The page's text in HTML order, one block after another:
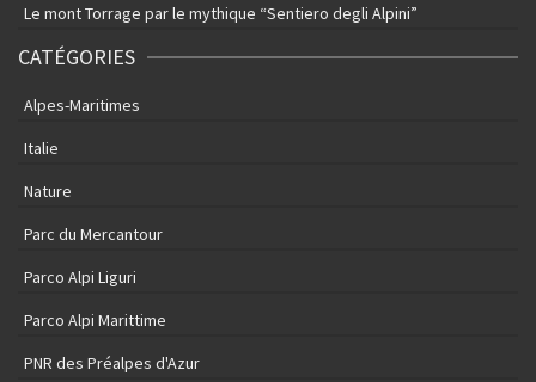
Le mont Torrage par le mythique “Sentiero degli Alpini”
CATÉGORIES
Alpes-Maritimes
Italie
Nature
Parc du Mercantour
Parco Alpi Liguri
Parco Alpi Marittime
PNR des Préalpes d'Azur